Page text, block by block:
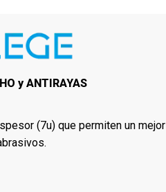
y ANTIRAYAS
(7u) que permiten un mejor